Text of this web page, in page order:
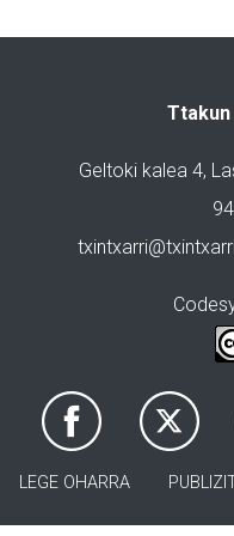
Geltoki kalea 4,
LEGE OHARRA